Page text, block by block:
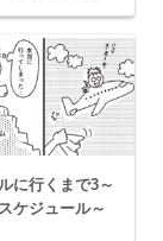
に行くまで3～
ケジュール～